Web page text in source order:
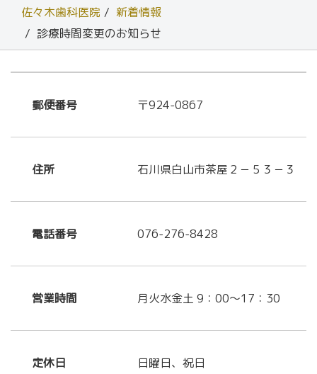
佐々木歯科医院
新着情報
診療時間変更のお知らせ
郵便番号 〒924-0867
住所 石川県白山市茶屋２－５３－３
電話番号 076-276-8428
営業時間 月火水金土 9：00～17：30
定休日 日曜日、祝日